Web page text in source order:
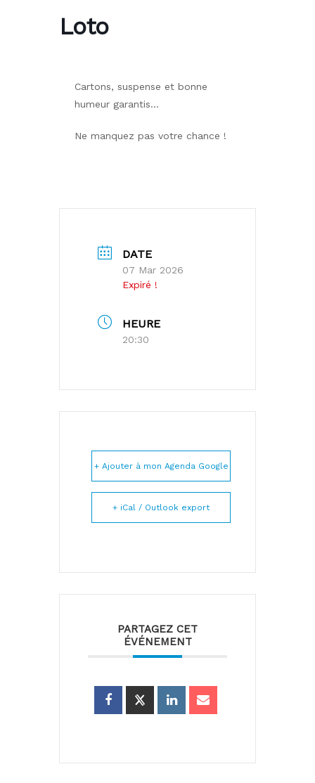
Loto
Cartons, suspense et bonne
humeur garantis…
Ne manquez pas votre chance !
DATE
07 Mar 2026
Expiré !
HEURE
20:30
+ Ajouter à mon Agenda Google
+ iCal / Outlook export
PARTAGEZ CET
ÉVÉNEMENT